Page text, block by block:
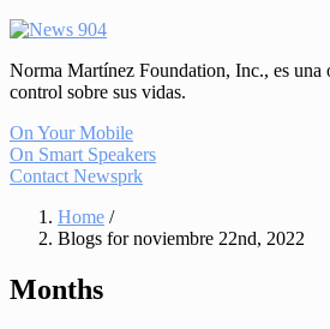
Norma Martínez Foundation, Inc., es una
control sobre sus vidas.
On Your Mobile
On Smart Speakers
Contact Newsprk
Home /
Blogs for noviembre 22nd, 2022
Months